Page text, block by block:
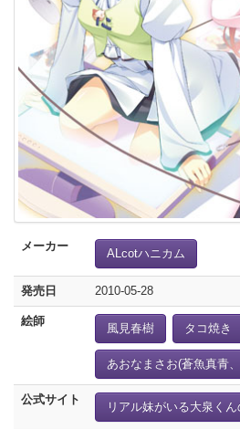
メーカー
ALcotハニカム
発売日 2010-05-28
絵師
風見春樹 タコ焼き
あおなまさお(蒼魚真青
公式サイト
リアル妹がいる大泉く